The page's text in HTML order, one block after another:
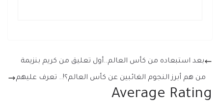
بعد استبعاده من كأس العالم..أول تعليق من كريم بنزيمة
من هم أبرز النجوم الغائبين عن كأس العالم؟!.. تعرف عليهم
Average Rating